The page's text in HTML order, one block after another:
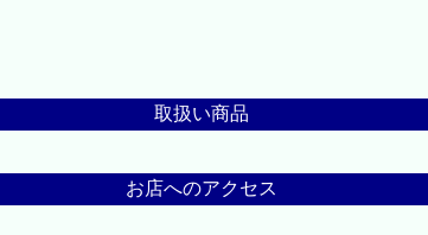
取扱い商品
お店へのアクセス